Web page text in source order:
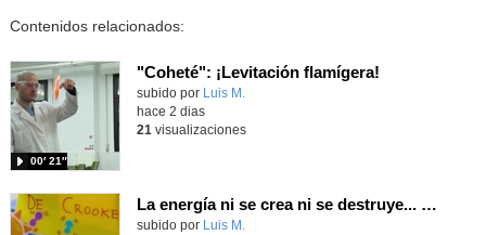
Contenidos relacionados:
"Coheté": ¡Levitación flamígera!
Contenido educativo.
subido por Luis M.
00′ 21″
hace 2 dias
21 visualizaciones
La energía ni se crea ni se destruye... ¡se experimenta! El Tierno en la Feria Madrid es Ciencia 2026
Contenido educativo.
subido por Luis M.